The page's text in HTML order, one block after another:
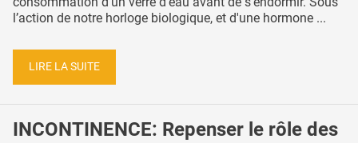
l’action de notre horloge biologique, et d'une hormone ...
LIRE LA SUITE
INCONTINENCE: Repenser le rôle des